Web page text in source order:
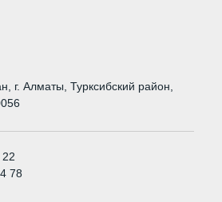
г. Алматы, Турксибский район,
78